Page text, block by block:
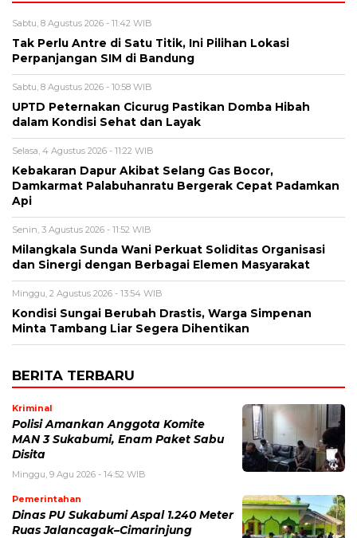
Sabtu, 8 Agustus 2026 - 11:42 WIB
Tak Perlu Antre di Satu Titik, Ini Pilihan Lokasi
Perpanjangan SIM di Bandung
Sabtu, 8 Agustus 2026 - 10:58 WIB
UPTD Peternakan Cicurug Pastikan Domba Hibah
dalam Kondisi Sehat dan Layak
Selasa, 4 Agustus 2026 - 11:22 WIB
Kebakaran Dapur Akibat Selang Gas Bocor,
Damkarmat Palabuhanratu Bergerak Cepat Padamkan
Api
Senin, 3 Agustus 2026 - 11:52 WIB
Milangkala Sunda Wani Perkuat Soliditas Organisasi
dan Sinergi dengan Berbagai Elemen Masyarakat
Minggu, 2 Agustus 2026 - 13:54 WIB
Kondisi Sungai Berubah Drastis, Warga Simpenan
Minta Tambang Liar Segera Dihentikan
BERITA TERBARU
Kriminal
Polisi Amankan Anggota Komite
MAN 3 Sukabumi, Enam Paket Sabu
Disita
Minggu, 9 Agu 2026 - 14:52 WIB
Pemerintahan
Dinas PU Sukabumi Aspal 1.240 Meter
Ruas Jalancagak–Cimarinjung